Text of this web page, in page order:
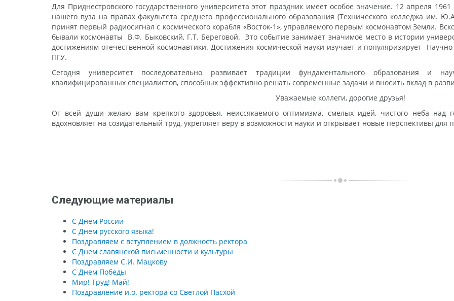
Для Приднестровского государственного университета этот праздник имеет особое значение. 12 апреля
нашего вуза на правах факультета среднего профессионального образования (Технического колледжа им.
принят первый радиосигнал с космического корабля «Восток-1», управляемого первым космонавтом Земли.
бывали космонавты В.Ф. Быковский, Г.Т. Береговой. Это событие занимает значимое место в истории
достижениям отечественной космонавтики. Достижения космической науки изучает и популяризирует
ПГУ.
Сегодня университет последовательно развивает традиции фундаментального образования и
квалифицированных специалистов, способных эффективно решать современные задачи и вносить вклад в
Уважаемые коллеги, дорогие друзья!
От всей души желаю вам крепкого здоровья, неиссякаемого оптимизма, смелых идей, чистого неба над
вдохновляет на созидательный труд, укрепляет веру в возможности науки и открывает новые перспективы для
Следующие материалы
С Днем России
С Днем русского языка!
Поздравляем с вступлением в должность ректора
С Днем славянской письменности и культуры
Поздравляем С.И. Мацкову
С Днем Победы
Мир! Труд! Май!
Поздравление и.о. ректора со Светлой Пасхой